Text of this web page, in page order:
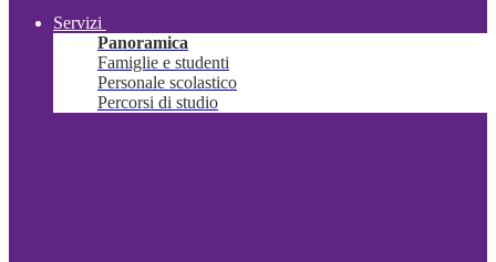
Servizi
Panoramica
Famiglie e studenti
Personale scolastico
Percorsi di studio